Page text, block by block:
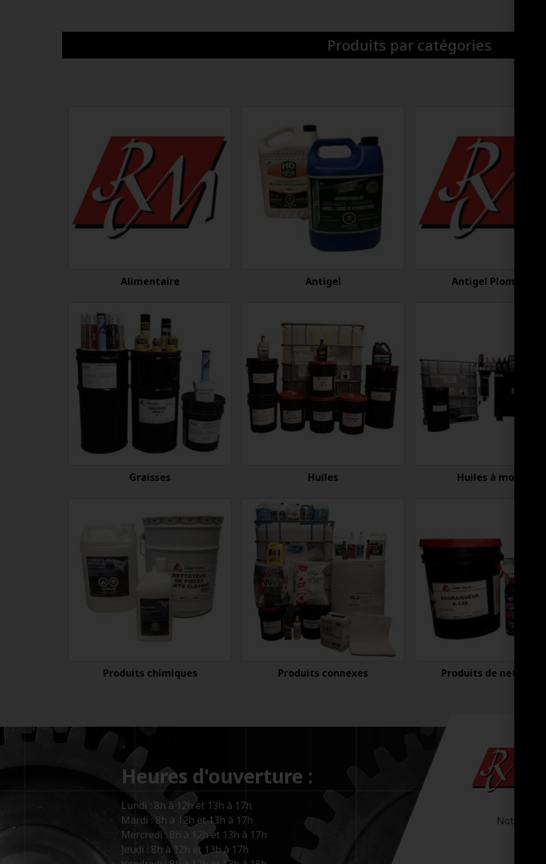
Produits par catégories
Alimentaire Antigel Antigel Plomberie
Graisses Huiles Huiles à moteur
Produits chimiques Produits connexes Produits de nettoyage
Heures d'ouverture :
Lundi : 8h à 12h et 13h à 17h
Mardi : 8h à 12h et 13h à 17h
Mercredi : 8h à 12h et 13h à 17h
Jeudi : 8h à 12h et 13h à 17h
Notre-